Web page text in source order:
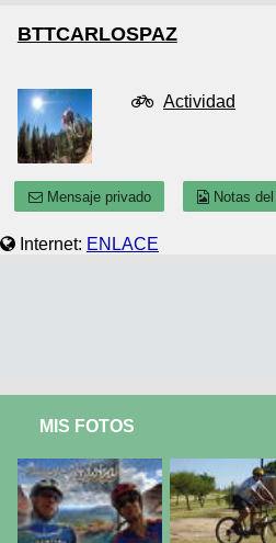
BTTCARLOSPAZ
Actividad
Mensaje privado Notas del
Internet: ENLACE
MIS FOTOS